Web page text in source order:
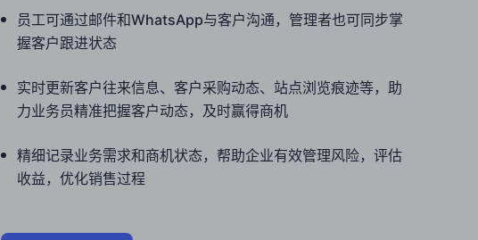
员工可通过邮件和WhatsApp与客户沟通，管理者也可同步掌
握客户跟进状态
实时更新客户往来信息、客户采购动态、站点浏览痕迹等，助
力业务员精准把握客户动态，及时赢得商机
精细记录业务需求和商机状态，帮助企业有效管理风险，评估
收益，优化销售过程